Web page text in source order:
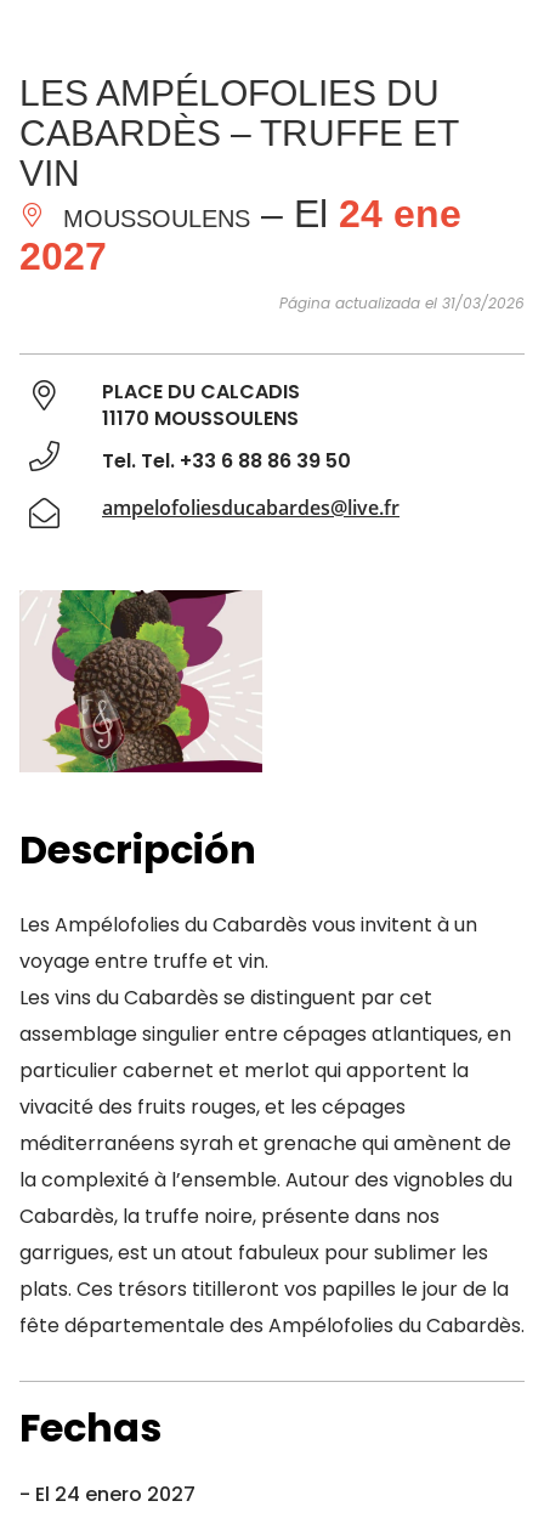
IMPRESCINDIBLES
HACER
INSPIRACIONES
LES AMPÉLOFOLIES DU
CABARDÈS – TRUFFE ET
VIN
MOUSSOULENS – El 24 ene
2027
Página actualizada el 31/03/2026
PLACE DU CALCADIS
11170 MOUSSOULENS
Tel. Tel. +33 6 88 86 39 50
ampelofoliesducabardes@live.fr
Descripción
Les Ampélofolies du Cabardès vous invitent à un
voyage entre truffe et vin.
Les vins du Cabardès se distinguent par cet
assemblage singulier entre cépages atlantiques, en
particulier cabernet et merlot qui apportent la
vivacité des fruits rouges, et les cépages
méditerranéens syrah et grenache qui amènent de
la complexité à l’ensemble. Autour des vignobles du
Cabardès, la truffe noire, présente dans nos
garrigues, est un atout fabuleux pour sublimer les
plats. Ces trésors titilleront vos papilles le jour de la
fête départementale des Ampélofolies du Cabardès.
Fechas
El 24 enero 2027